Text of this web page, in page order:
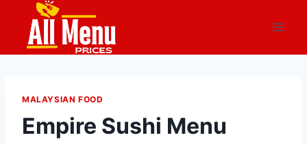
content
MALAYSIAN FOOD
Empire Sushi Menu